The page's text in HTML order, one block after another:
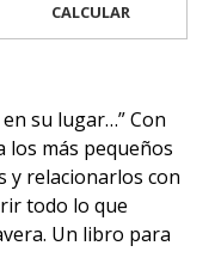
CALCULAR
su lugar…” Con
los más pequeños
y relacionarlos con
todo lo que
Un libro para